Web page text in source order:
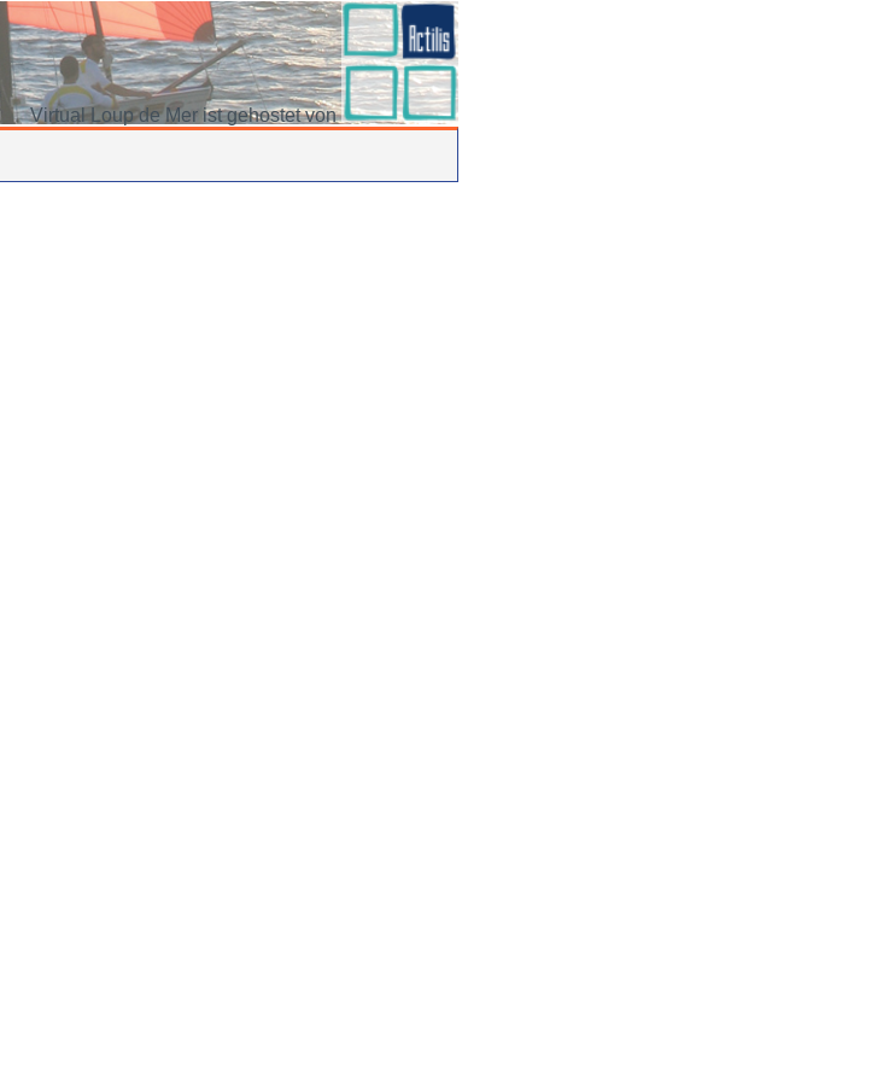
Virtual Loup de Mer ist gehostet von